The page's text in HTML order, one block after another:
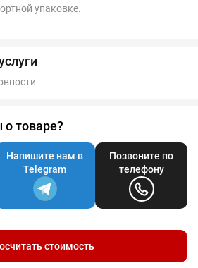
упаковке.
о товаре?
Напишите нам в
Telegram
Позвоните по
телефону
стоимость